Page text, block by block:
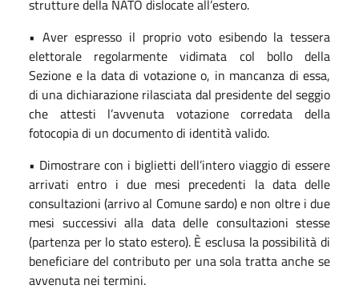
strutture della NATO dislocate all’estero.
• Aver espresso il proprio voto esibendo la tessera
elettorale regolarmente vidimata col bollo della
Sezione e la data di votazione o, in mancanza di essa,
di una dichiarazione rilasciata dal presidente del seggio
che attesti l’avvenuta votazione corredata della
fotocopia di un documento di identità valido.
• Dimostrare con i biglietti dell’intero viaggio di essere
arrivati entro i due mesi precedenti la data delle
consultazioni (arrivo al Comune sardo) e non oltre i due
mesi successivi alla data delle consultazioni stesse
(partenza per lo stato estero). È esclusa la possibilità di
beneficiare del contributo per una sola tratta anche se
avvenuta nei termini.